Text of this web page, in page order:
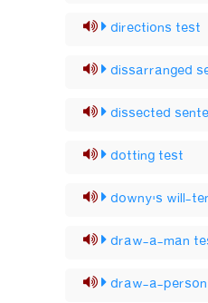
directions test
dissarranged
dissected
dotting test
downy's will-
draw-a-man
draw-a-